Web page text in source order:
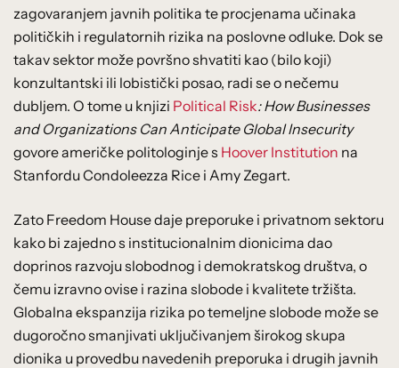
zagovaranjem javnih politika te procjenama učinaka
političkih i regulatornih rizika na poslovne odluke. Dok se
takav sektor može površno shvatiti kao (bilo koji)
konzultantski ili lobistički posao, radi se o nečemu
dubljem. O tome u knjizi Political Risk: How Businesses
and Organizations Can Anticipate Global Insecurity
govore američke politologinje s Hoover Institution na
Stanfordu Condoleezza Rice i Amy Zegart.
Zato Freedom House daje preporuke i privatnom sektoru
kako bi zajedno s institucionalnim dionicima dao
doprinos razvoju slobodnog i demokratskog društva, o
čemu izravno ovise i razina slobode i kvalitete tržišta.
Globalna ekspanzija rizika po temeljne slobode može se
dugoročno smanjivati uključivanjem širokog skupa
dionika u provedbu navedenih preporuka i drugih javnih